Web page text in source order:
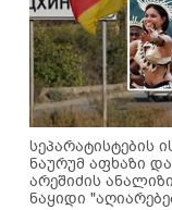
სეპარატისტების
ნაურუმ აფხაზი
არეშიძის
ნაყიდი